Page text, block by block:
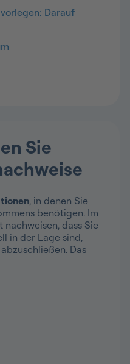
Darauf
Sie
, in denen Sie
benötigen. Im
dass Sie
in der Lage sind,
Das